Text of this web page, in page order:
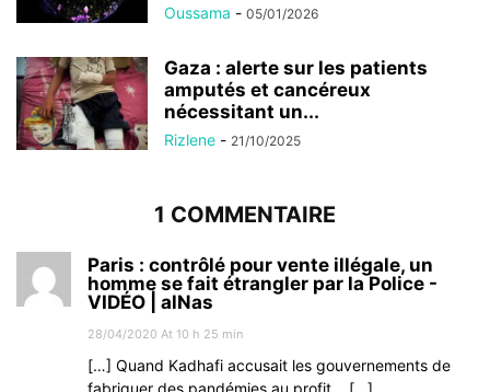
Oussama - 05/01/2026
Gaza : alerte sur les patients
amputés et cancéreux
nécessitant un...
Rizlene - 21/10/2025
1 COMMENTAIRE
Paris : contrôlé pour vente illégale, un
homme se fait étrangler par la Police -
VIDÉO | alNas
28/04/2020 At 10 h 25 min
[…] Quand Kadhafi accusait les gouvernements de
fabriquer des pandémies au profit… […]